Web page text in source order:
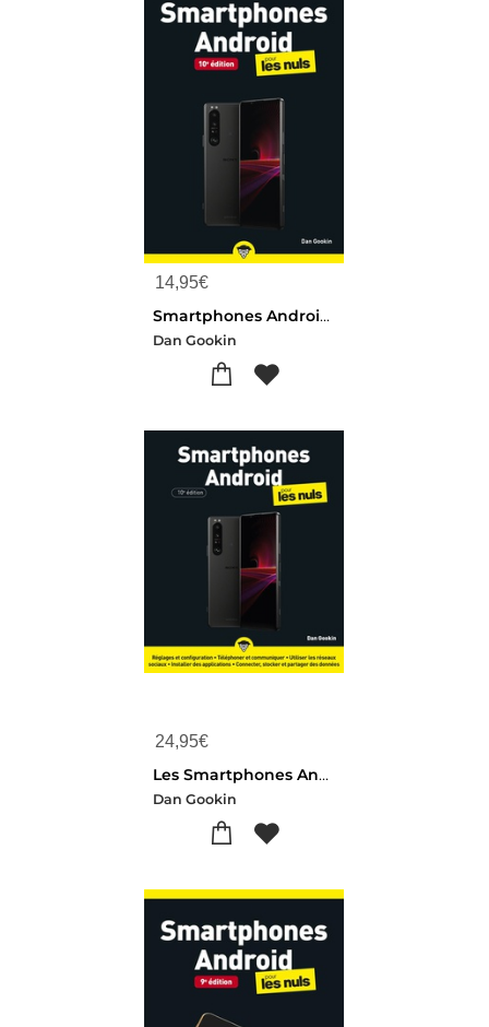
14,95€
Smartphones Android Pour Les Nuls (10e Edition)
Dan Gookin
24,95€
Les Smartphones Android Pour Les Nuls (10e Edition)
Dan Gookin